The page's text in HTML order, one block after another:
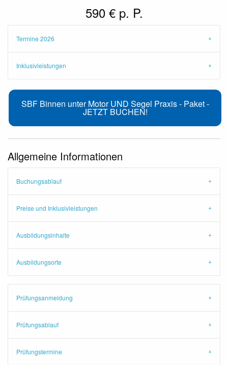
590 € p. P.
Termine 2026
Inklusivleistungen
SBF Binnen unter Motor UND Segel Praxis - Paket -
JETZT BUCHEN!
Allgemeine Informationen
Buchungsablauf
Preise und Inklusivleistungen
Ausbildungsinhalte
Ausbildungsorte
Prüfungsanmeldung
Prüfungsablauf
Prüfungstermine